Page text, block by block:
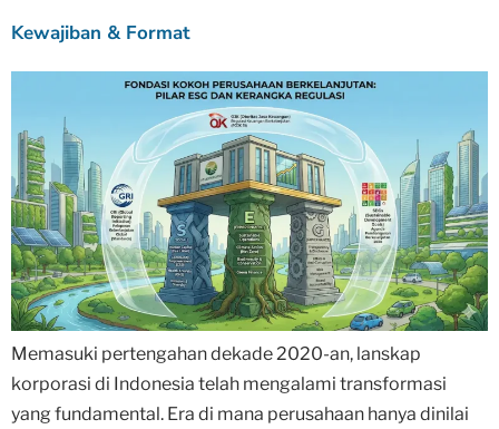
Kewajiban & Format
Memasuki pertengahan dekade 2020-an, lanskap
korporasi di Indonesia telah mengalami transformasi
yang fundamental. Era di mana perusahaan hanya dinilai